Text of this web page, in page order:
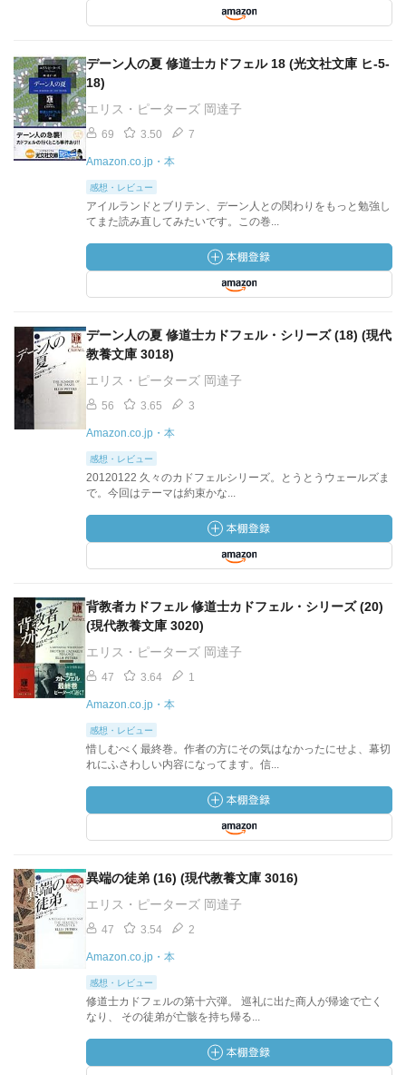
デーン人の夏 修道士カドフェル 18 (光文社文庫 ヒ-5-
18)
エリス・ピーターズ 岡達子
69 3.50 7
Amazon.co.jp・本
感想・レビュー
アイルランドとブリテン、デーン人との関わりをもっと勉強し
てまた読み直してみたいです。この巻...
デーン人の夏 修道士カドフェル・シリーズ (18) (現代
教養文庫 3018)
エリス・ピーターズ 岡達子
56 3.65 3
Amazon.co.jp・本
感想・レビュー
20120122 久々のカドフェルシリーズ。とうとうウェールズま
で。今回はテーマは約束かな...
背教者カドフェル 修道士カドフェル・シリーズ (20)
(現代教養文庫 3020)
エリス・ピーターズ 岡達子
47 3.64 1
Amazon.co.jp・本
感想・レビュー
惜しむべく最終巻。作者の方にその気はなかったにせよ、幕切
れにふさわしい内容になってます。信...
異端の徒弟 (16) (現代教養文庫 3016)
エリス・ピーターズ 岡達子
47 3.54 2
Amazon.co.jp・本
感想・レビュー
修道士カドフェルの第十六弾。 巡礼に出た商人が帰途で亡く
なり、 その徒弟が亡骸を持ち帰る...